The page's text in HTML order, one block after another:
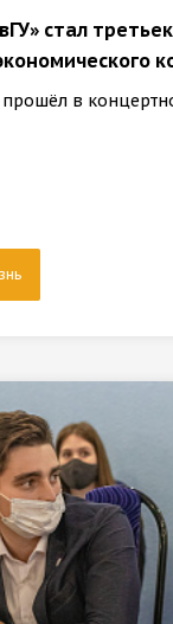
стал
в